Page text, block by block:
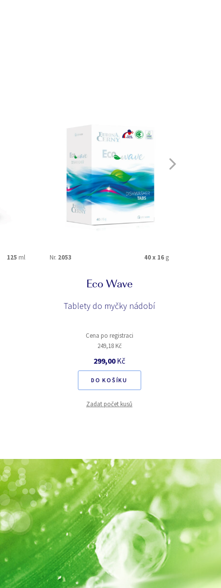
125 ml Nr. 2053 40 x 16 g
Eco Wave
Tablety do myčky nádobí
Cena po registraci
249,18 Kč
299,00Kč
DO KOŠÍKU
Zadat počet kusů